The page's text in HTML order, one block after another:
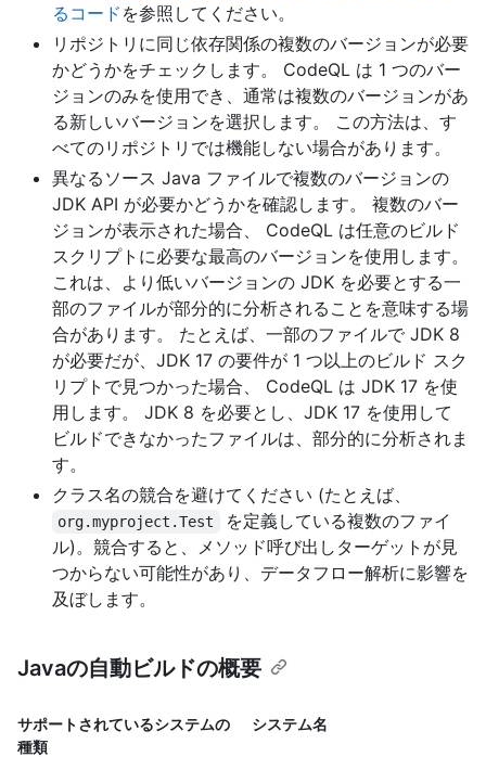
るコード を参照してください。
リポジトリに同じ依存関係の複数のバージョンが必要
かどうかをチェックします。 CodeQL は 1 つのバー
ジョンのみを使用でき、通常は複数のバージョンがあ
る新しいバージョンを選択します。 この方法は、す
べてのリポジトリでは機能しない場合があります。
異なるソース Java ファイルで複数のバージョンの
JDK API が必要かどうかを確認します。 複数のバー
ジョンが表示された場合、 CodeQL は任意のビルド
スクリプトに必要な最高のバージョンを使用します。
これは、より低いバージョンの JDK を必要とする一
部のファイルが部分的に分析されることを意味する場
合があります。 たとえば、一部のファイルで JDK 8
が必要だが、JDK 17 の要件が 1 つ以上のビルド スク
リプトで見つかった場合、 CodeQL は JDK 17 を使
用します。 JDK 8 を必要とし、JDK 17 を使用して
ビルドできなかったファイルは、部分的に分析されま
す。
クラス名の競合を避けてください (たとえば、
org.myproject.Test
を定義している複数のファイ
ル)。競合すると、メソッド呼び出しターゲットが見
つからない可能性があり、データフロー解析に影響を
及ぼします。
Javaの自動ビルドの概要
サポートされているシステムの
種類
システム名